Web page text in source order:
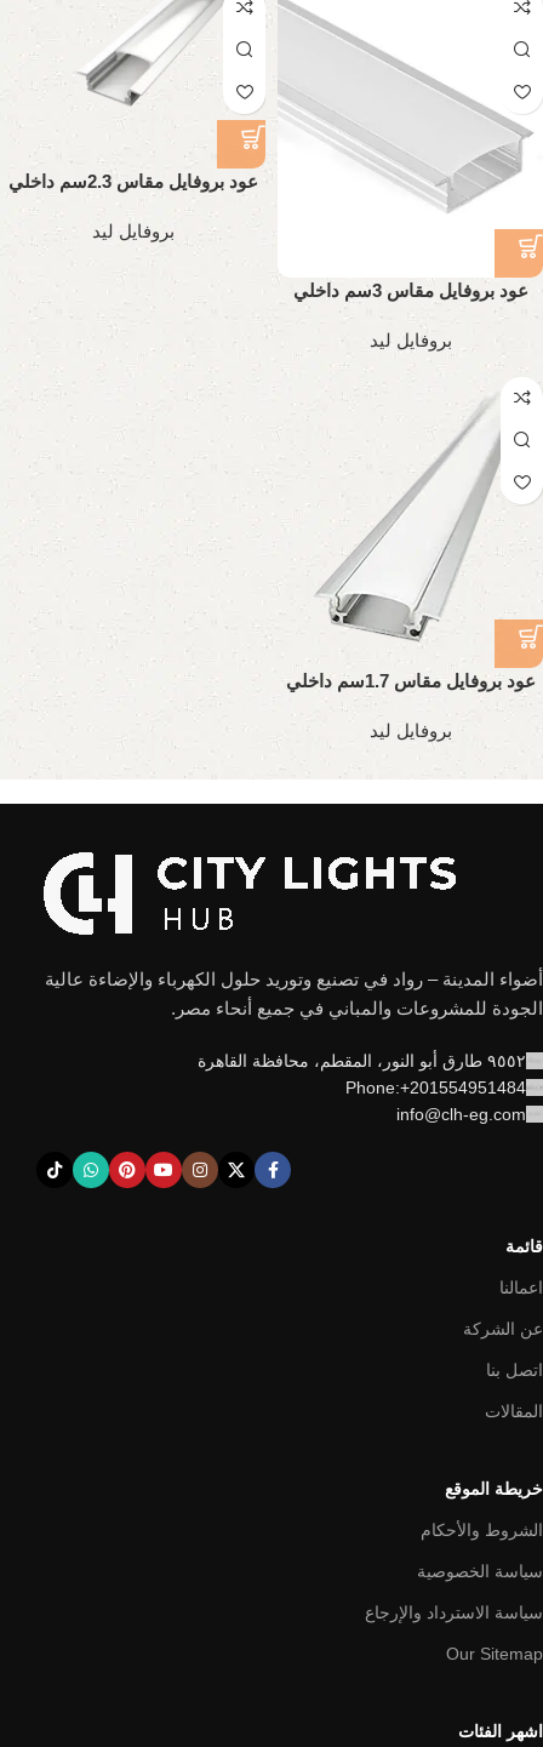
عود بروفايل مقاس 3سم داخلي
بروفايل ليد
عود بروفايل مقاس 2.3سم داخلي
بروفايل ليد
عود بروفايل مقاس 1.7سم داخلي
بروفايل ليد
أضواء المدينة – رواد في تصنيع وتوريد حلول الكهرباء والإضاءة عالية
الجودة للمشروعات والمباني في جميع أنحاء مصر.
٩٥٥٢ طارق أبو النور، المقطم، محافظة القاهرة
Phone:+201554951484
info@clh-eg.com
قائمة
اعمالنا
عن الشركة
اتصل بنا
المقالات
خريطة الموقع
الشروط والأحكام
سياسة الخصوصية
سياسة الاسترداد والإرجاع
Our Sitemap
اشهر الفئات